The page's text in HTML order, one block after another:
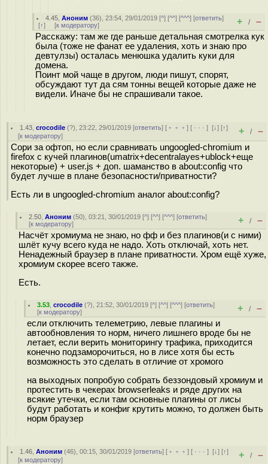
4.45 ,Аноним (36), 23:54, 29/01/2019 [^] [^^] [^^^] [ответить]
[↑] [к модератору] + / –
Расскажу: там же где раньше детальная смотрелка кук
была (тоже не фанат ее удаления, хоть и знаю про
девтулзы) осталась менюшка удалить куки для
домена.
Поинт мой чаще в другом, люди пишут, спорят,
обсуждают тут да сям тонны вещей которые даже не
видели. Иначе бы не спрашивали такое.
1.43 ,crocodile (?), 23:22, 29/01/2019 [ответить] [ ﹢﹢﹢] [ · · ·][↓] [↑]
[к модератору] + / –
Сори за офтоп, но если сравнивать ungoogled-chromium и
firefox с кучей плагинов(umatrix+decentralayes+ublock+еще
некоторые) + user.js + доп. шаманство в about:config что
будет лучше в плане безопасности/приватности?
Есть ли в ungoogled-chromium аналог about:config?
2.50 ,Аноним (50), 03:21, 30/01/2019 [^] [^^] [^^^] [ответить]
[к модератору] + / –
Насчёт хромиума не знаю, но фф и без плагинов(и с ними)
шлёт кучу всего куда не надо. Хоть отключай, хоть нет.
Ненадежный браузер в плане приватности. Хром ещё хуже,
хромиум скорее всего также.
Есть.
3.53 ,crocodile (?), 21:52, 30/01/2019 [^] [^^] [^^^] [ответить]
[к модератору] + / –
если отключить телеметрию, левые плагины и
автообновления то норм, ничего лишнего вроде бы не
летает, если верить мониторингу трафика, приходится
конечно подзаморочиться, но в лисе хотя бы есть
возможность это сделать в отличие от хромого
на выходных попробую собрать беззондовый хромиум и
протестить в чекерах browserleaks и ряде других на
всякие утечки, если там основные плагины от лисы
будут работать и конфиг крутить можно, то должен быть
норм браузер
1.46 ,Аноним (46), 00:15, 30/01/2019 [ответить] [ ﹢﹢﹢] [ · · ·][↓] [↑]
[к модератору] + / –